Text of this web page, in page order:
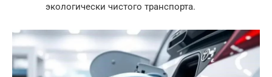
экологически чистого транспорта.